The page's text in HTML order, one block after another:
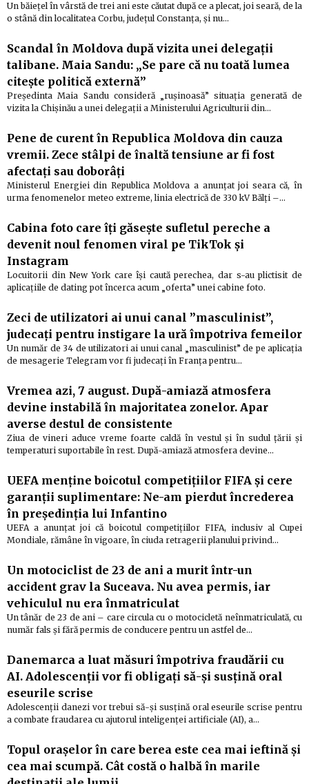
Un băieţel în vârstă de trei ani este căutat după ce a plecat, joi seară, de la
o stână din localitatea Corbu, judeţul Constanţa, şi nu…
Scandal în Moldova după vizita unei delegații
talibane. Maia Sandu: „Se pare că nu toată lumea
citește politică externă”
Preşedinta Maia Sandu consideră „ruşinoasă” situaţia generată de
vizita la Chişinău a unei delegaţii a Ministerului Agriculturii din…
Pene de curent în Republica Moldova din cauza
vremii. Zece stâlpi de înaltă tensiune ar fi fost
afectaţi sau doborâţi
Ministerul Energiei din Republica Moldova a anunţat joi seara că, în
urma fenomenelor meteo extreme, linia electrică de 330 kV Bălţi –…
Cabina foto care îți găsește sufletul pereche a
devenit noul fenomen viral pe TikTok și
Instagram
Locuitorii din New York care își caută perechea, dar s-au plictisit de
aplicațiile de dating pot încerca acum „oferta” unei cabine foto.
Zeci de utilizatori ai unui canal ”masculinist”,
judecați pentru instigare la ură împotriva femeilor
Un număr de 34 de utilizatori ai unui canal „masculinist” de pe aplicaţia
de mesagerie Telegram vor fi judecaţi în Franţa pentru…
Vremea azi, 7 august. După-amiază atmosfera
devine instabilă în majoritatea zonelor. Apar
averse destul de consistente
Ziua de vineri aduce vreme foarte caldă în vestul și în sudul țării și
temperaturi suportabile în rest. După-amiază atmosfera devine…
UEFA menține boicotul competițiilor FIFA și cere
garanții suplimentare: Ne-am pierdut încrederea
în președinția lui Infantino
UEFA a anunțat joi că boicotul competițiilor FIFA, inclusiv al Cupei
Mondiale, rămâne în vigoare, în ciuda retragerii planului privind…
Un motociclist de 23 de ani a murit într-un
accident grav la Suceava. Nu avea permis, iar
vehiculul nu era înmatriculat
Un tânăr de 23 de ani – care circula cu o motocicletă neînmatriculată, cu
număr fals și fără permis de conducere pentru un astfel de…
Danemarca a luat măsuri împotriva fraudării cu
AI. Adolescenții vor fi obligați să-și susțină oral
eseurile scrise
Adolescenții danezi vor trebui să-și susțină oral eseurile scrise pentru
a combate fraudarea cu ajutorul inteligenței artificiale (AI), a…
Topul orașelor în care berea este cea mai ieftină și
cea mai scumpă. Cât costă o halbă în marile